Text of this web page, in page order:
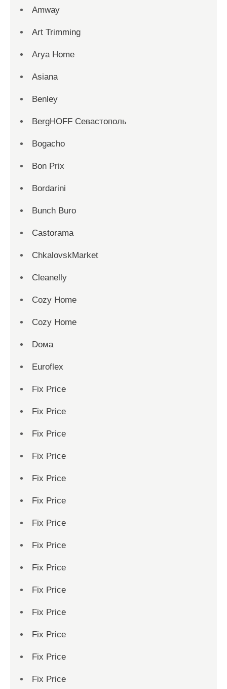
Amway
Art Trimming
Arya Home
Asiana
Benley
BergHOFF Севастополь
Bogacho
Bon Prix
Bordarini
Bunch Buro
Castorama
ChkalovskMarket
Cleanelly
Cozy Home
Cozy Home
Dома
Euroflex
Fix Price
Fix Price
Fix Price
Fix Price
Fix Price
Fix Price
Fix Price
Fix Price
Fix Price
Fix Price
Fix Price
Fix Price
Fix Price
Fix Price